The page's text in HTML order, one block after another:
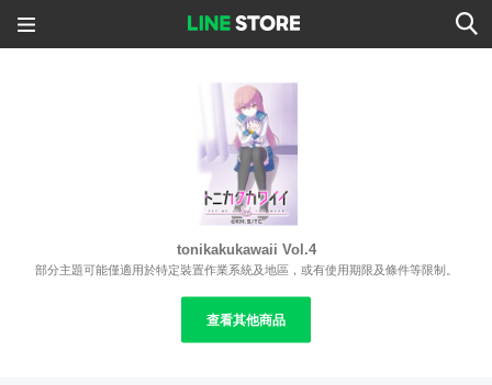
tonikakukawaii Vol.4
部分主題可能僅適用於特定裝置作業系統及地區，或有使用期限及條件等限制。
查看其他商品